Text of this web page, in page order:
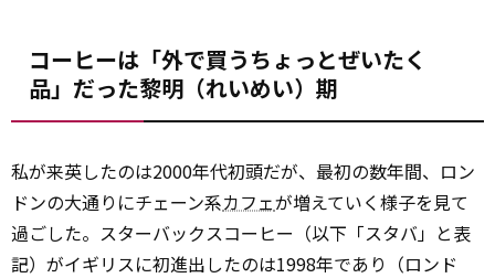
コーヒーは「外で買うちょっとぜいたく
品」だった黎明（れいめい）期
私が来英したのは2000年代初頭だが、最初の数年間、ロン
ドンの大通りにチェーン系カフェが増えていく様子を見て
過ごした。スターバックスコーヒー（以下「スタバ」と表
記）がイギリスに初進出したのは1998年であり（ロンド